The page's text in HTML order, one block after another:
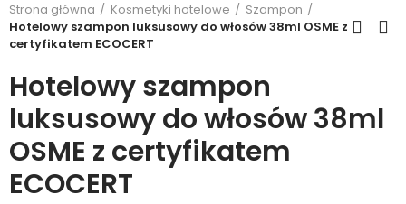
Strona główna Kosmetyki hotelowe
Szampon
Hotelowy szampon luksusowy do włosów 38ml OSME z
certyfikatem ECOCERT
Hotelowy szampon
luksusowy do włosów 38ml
OSME z certyfikatem
ECOCERT